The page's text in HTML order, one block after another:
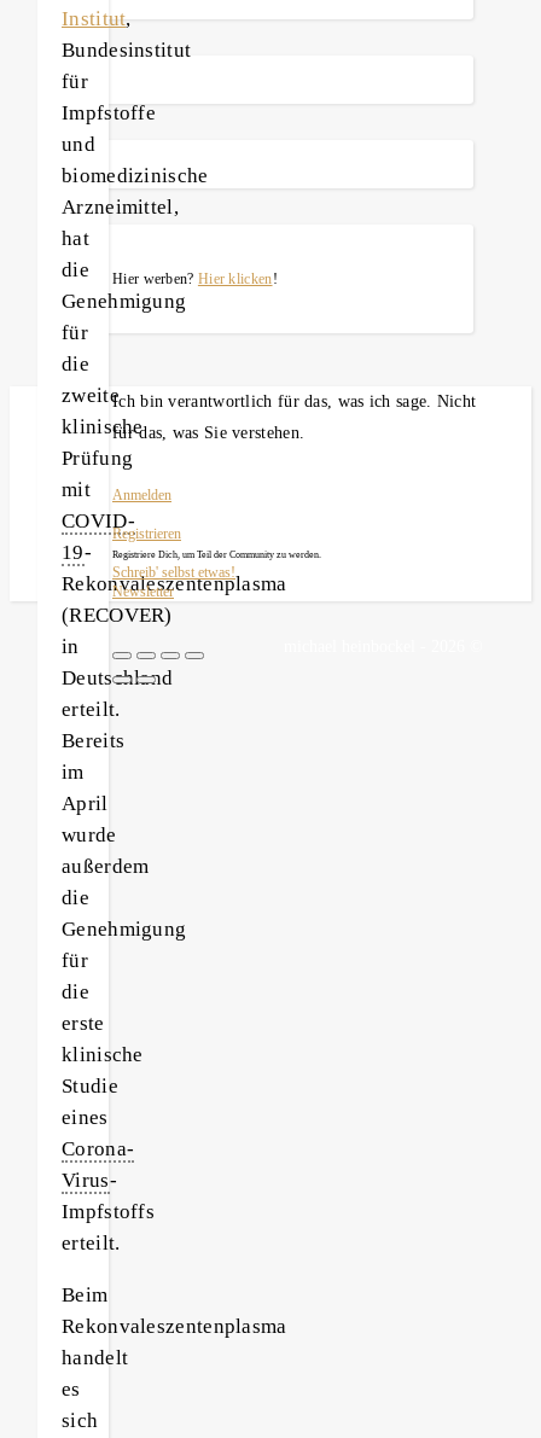
Institut,
Bundesinstitut
für
Impfstoffe
und
biomedizinische
Arzneimittel,
hat
die
Genehmigung
für
die
zweite
klinische
Prüfung
mit
COVID-
19-
Rekonvaleszentenplasma
(RECOVER)
in
Deutschland
erteilt.
Bereits
im
April
wurde
außerdem
die
Genehmigung
für
die
erste
klinische
Studie
eines
Corona-
Virus-
Impfstoffs
erteilt.
Beim
Rekonvaleszentenplasma
handelt
es
sich
Hier werben? Hier klicken!
Ich bin verantwortlich für das, was ich sage. Nicht
für das, was Sie verstehen.
Anmelden
Registrieren
Registriere Dich, um Teil der Community zu werden.
Schreib' selbst etwas!
Newsletter